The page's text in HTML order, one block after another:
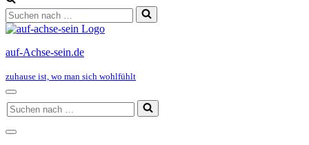
Suchen
nach …
auf-Achse-sein.de
zuhause ist, wo man sich wohlfühlt
Navigationsmenü
Suchen
nach …
Navigationsmenü